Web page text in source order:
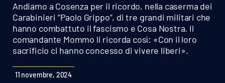
Sport
Cultura
Podcast
Andiamo a Cosenza per il ricordo, nella caserma dei
Carabinieri “Paolo Grippo”, di tre grandi militari che
hanno combattuto il fascismo e Cosa Nostra. Il
comandante Mommo li ricorda così: «Con il loro
sacrificio ci hanno concesso di vivere liberi».
11 novembre, 2024